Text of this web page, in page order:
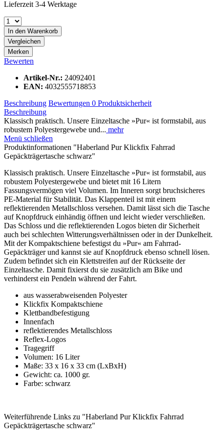
Lieferzeit 3-4 Werktage
In den Warenkorb
Vergleichen
Merken
Bewerten
Artikel-Nr.: 24092401
EAN: 4032555718853
Beschreibung Bewertungen 0 Produktsicherheit
Beschreibung
Klassisch praktisch. Unsere Einzeltasche »Pur« ist formstabil, aus
robustem Polyestergewebe und... mehr
Menü schließen
Produktinformationen "Haberland Pur Klickfix Fahrrad
Gepäckträgertasche schwarz"
Klassisch praktisch. Unsere Einzeltasche »Pur« ist formstabil, aus
robustem Polyestergewebe und bietet mit 16 Litern
Fassungsvermögen viel Volumen. Im Inneren sorgt bruchsicheres
PE-Material für Stabilität. Das Klappenteil ist mit einem
reflektierenden Metallschloss versehen. Damit lässt sich die Tasche
auf Knopfdruck einhändig öffnen und leicht wieder verschließen.
Das Schloss und die reflektierenden Logos bieten dir Sicherheit
auch bei schlechten Witterungsverhältnissen oder in der Dunkelheit.
Mit der Kompaktschiene befestigst du »Pur« am Fahrrad-
Gepäckträger und kannst sie auf Knopfdruck ebenso schnell lösen.
Zudem befindet sich ein Klettstreifen auf der Rückseite der
Einzeltasche. Damit fixierst du sie zusätzlich am Bike und
verhinderst ein Pendeln während der Fahrt.
aus wasserabweisenden Polyester
Klickfix Kompaktschiene
Klettbandbefestigung
Innenfach
reflektierendes Metallschloss
Reflex-Logos
Tragegriff
Volumen: 16 Liter
Maße: 33 x 16 x 33 cm (LxBxH)
Gewicht: ca. 1000 gr.
Farbe: schwarz
Weiterführende Links zu "Haberland Pur Klickfix Fahrrad
Gepäckträgertasche schwarz"